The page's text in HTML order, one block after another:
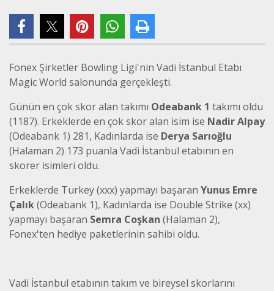
Fonex Şirketler Bowling Ligi'nin Vadi İstanbul Etabı
Magic World salonunda gerçekleşti.
Günün en çok skor alan takımı Odeabank 1 takımı oldu
(1187). Erkeklerde en çok skor alan isim ise Nadir Alpay
(Odeabank 1) 281, Kadınlarda ise Derya Sarıoğlu
(Halaman 2) 173 puanla Vadi İstanbul etabının en
skorer isimleri oldu.
Erkeklerde Turkey (xxx) yapmayı başaran Yunus Emre
Çalık(Odeabank 1), Kadınlarda ise Double Strike (xx)
yapmayı başaran Semra Coşkan (Halaman 2),
Fonex'ten hediye paketlerinin sahibi oldu.
Vadi İstanbul etabının takım ve bireysel skorlarını